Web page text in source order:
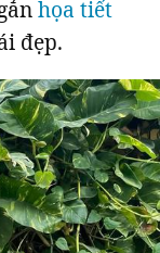
họa tiết
đẹp.